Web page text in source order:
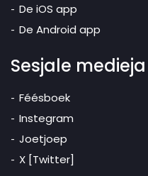
De iOS app
De Android app
Sesjale medieja
Féésboek
Instegram
Joetjoep
X [Twitter]